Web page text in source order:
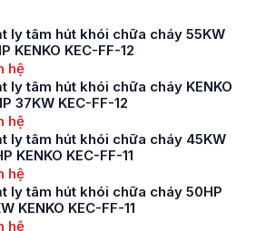
ly tâm hút khói chữa cháy 55KW
KENKO KEC-FF-12
hệ
ly tâm hút khói chữa cháy KENKO
37KW KEC-FF-12
hệ
ly tâm hút khói chữa cháy 45KW
KENKO KEC-FF-11
hệ
ly tâm hút khói chữa cháy 50HP
KENKO KEC-FF-11
hệ